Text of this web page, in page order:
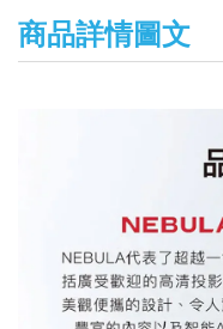
商品詳情圖文